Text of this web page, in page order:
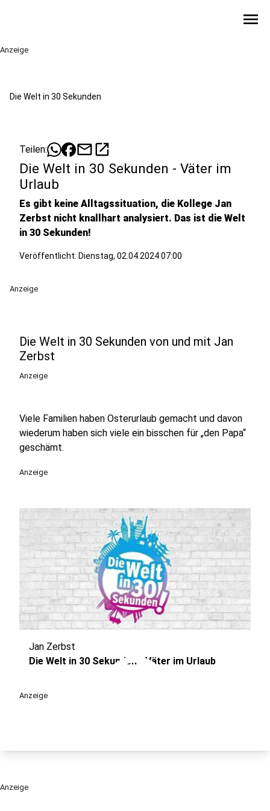
menu
Anzeige
Die Welt in 30 Sekunden
Teilen: mailopen_in_new
Die Welt in 30 Sekunden - Väter im
Urlaub
Es gibt keine Alltagssituation, die Kollege Jan
Zerbst nicht knallhart analysiert. Das ist die Welt
in 30 Sekunden!
Veröffentlicht: Dienstag, 02.04.2024 07:00
Anzeige
Die Welt in 30 Sekunden von und mit Jan
Zerbst
Anzeige
Viele Familien haben Osterurlaub gemacht und davon
wiederum haben sich viele ein bisschen für „den Papa“
geschämt.
Anzeige
play_circle
Jan Zerbst
Die Welt in 30 Sekunden - Väter im Urlaub
Anzeige
Anzeige